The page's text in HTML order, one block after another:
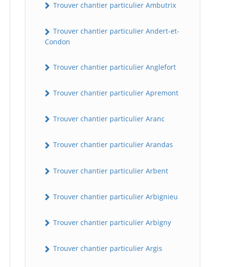
Trouver chantier particulier Ambutrix
Trouver chantier particulier Andert-et-
Condon
Trouver chantier particulier Anglefort
Trouver chantier particulier Apremont
Trouver chantier particulier Aranc
Trouver chantier particulier Arandas
Trouver chantier particulier Arbent
Trouver chantier particulier Arbignieu
Trouver chantier particulier Arbigny
Trouver chantier particulier Argis